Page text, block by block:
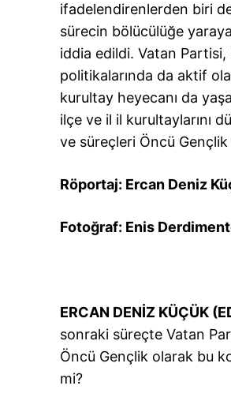
ifadelendirenlerden biri
sürecin bölücülüğe
iddia edildi. Vatan Partisi,
politikalarında da aktif
kurultay heyecanı da
ilçe ve il il kurultaylarını
ve süreçleri Öncü
Röportaj: Ercan Deniz
Fotoğraf: Enis
ERCAN DENİZ KÜÇÜK
sonraki süreçte Vatan
Öncü Gençlik olarak bu
mi?